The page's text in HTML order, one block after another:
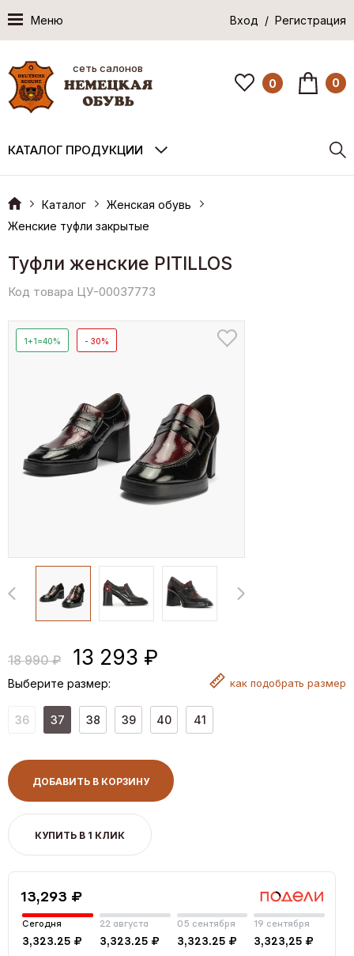
Меню Вход / Регистрация
сеть салонов
0 0
КАТАЛОГ ПРОДУКЦИИ
Каталог
Женская обувь
Женские туфли закрытые
Туфли женские PITILLOS
Код товара ЦУ-00037773
1+1=40% - 30%
18 990 ₽ 13 293 ₽
Выберите размер: как подобрать размер
36 37 38 39 40 41
ДОБАВИТЬ В КОРЗИНУ
КУПИТЬ В 1 КЛИК
13,293 ₽
Сегодня
3,323.25 ₽
22 августа
3,323.25 ₽
05 сентября
3,323.25 ₽
19 сентября
3,323,25 ₽